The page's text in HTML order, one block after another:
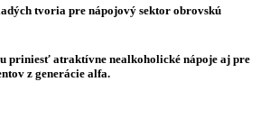
tvoria pre nápojový sektor obrovskú
priniesť atraktívne nealkoholické nápoje aj pre
z generácie alfa.